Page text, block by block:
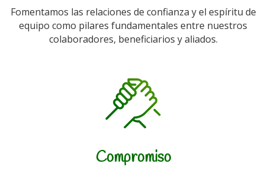
Fomentamos las relaciones de confianza y el espíritu de
equipo como pilares fundamentales entre nuestros
colaboradores, beneficiarios y aliados.
Compromiso